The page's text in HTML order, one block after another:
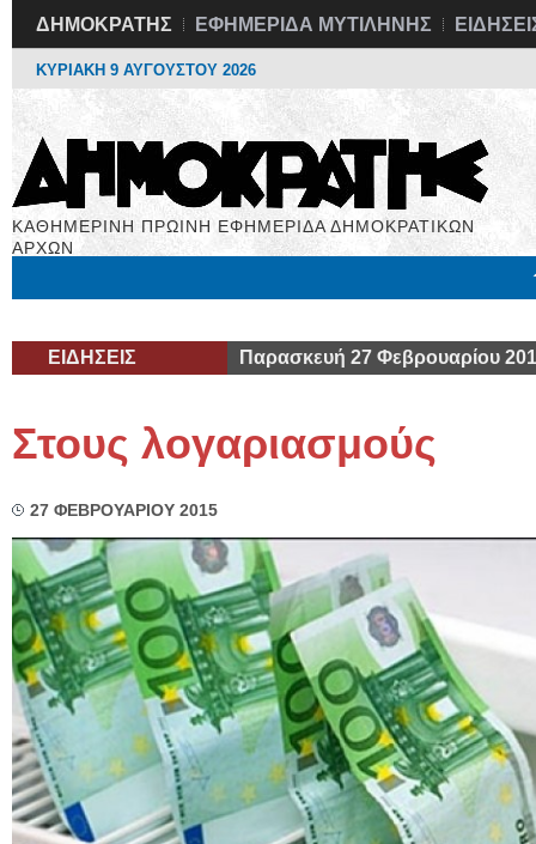
ΔΗΜΟΚΡΑΤΗΣ ΕΦΗΜΕΡΙΔΑ ΜΥΤΙΛΗΝΗΣ
ΚΥΡΙΑΚΗ 9 ΑΥΓΟΥΣΤΟΥ 2026
ΚΑΘΗΜΕΡΙΝΗ ΠΡΩΙΝΗ ΕΦΗΜΕΡΙΔΑ ΔΗΜΟΚΡΑΤΙΚΩΝ
ΑΡΧΩΝ
ΕΙΔΗΣΕΙΣ Παρασκευή 27 Φεβρουαρίου
Στους λογαριασμούς
27 ΦΕΒΡΟΥΑΡΙΟΥ 2015